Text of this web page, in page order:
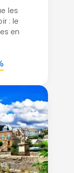
les
: le
en